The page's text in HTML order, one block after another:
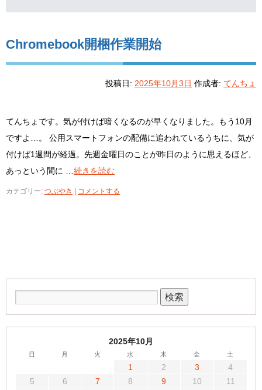
Chromebook開梱作業開始
投稿日: 2025年10月3日 作成者: てんちょ
てんちょです。気が付けば暗くなるのが早くなりました。もう10月
ですよ…。 公用スマートフォンの配備に追われているうちに、気が
付けば1週間が経過。先週金曜日のことが昨日のように思えるほど、
あっという間に … 続きを読む
カテゴリー: つぶやき コメントする
2025年10月
日 月 火 水 木 金 土
1 2 3
4
5
6 7 8 9 10
11